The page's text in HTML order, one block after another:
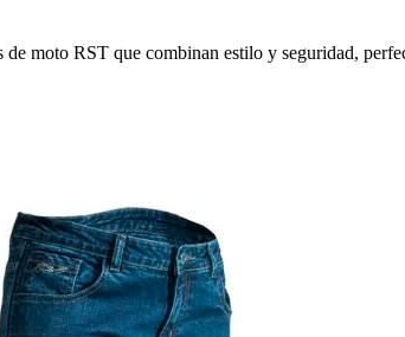
moto RST que combinan estilo y seguridad,